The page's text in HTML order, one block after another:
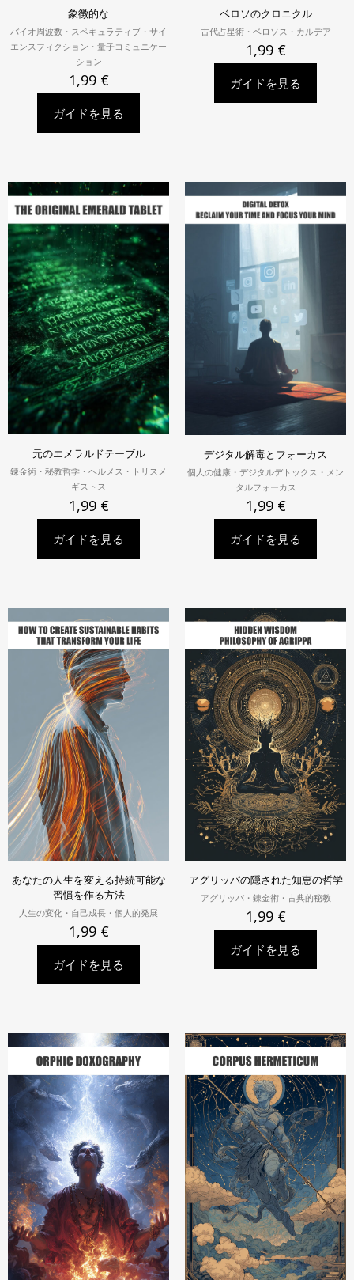
象徴的な
バイオ周波数・スペキュラティブ・サイ
エンスフィクション・量子コミュニケー
ション
1,99 €
ガイドを見る
ベロソのクロニクル
古代占星術・ベロソス・カルデア
1,99 €
ガイドを見る
元のエメラルドテーブル
錬金術・秘教哲学・ヘルメス・トリスメ
ギストス
1,99 €
ガイドを見る
デジタル解毒とフォーカス
個人の健康・デジタルデトックス・メン
タルフォーカス
1,99 €
ガイドを見る
あなたの人生を変える持続可能な
習慣を作る方法
人生の変化・自己成長・個人的発展
1,99 €
ガイドを見る
アグリッパの隠された知恵の哲学
アグリッパ・錬金術・古典的秘教
1,99 €
ガイドを見る